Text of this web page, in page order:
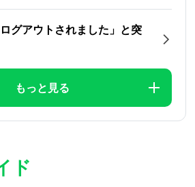
グアウトされました」と突
もっと見る
ド